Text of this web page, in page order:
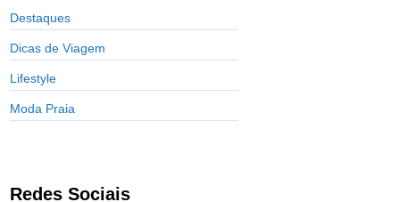
Destaques
Dicas de Viagem
Lifestyle
Moda Praia
Redes Sociais